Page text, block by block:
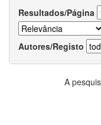
Resultados/Página
Autores/Registo
A